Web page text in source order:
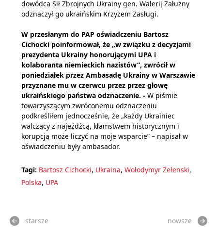
dowódca Sił Zbrojnych Ukrainy gen. Wałerij Załużny
odznaczył go ukraińskim Krzyżem Zasługi.
W przesłanym do PAP oświadczeniu Bartosz
Cichocki poinformował, że „w związku z decyzjami
prezydenta Ukrainy honorującymi UPA i
kolaboranta niemieckich nazistów”, zwrócił w
poniedziałek przez Ambasadę Ukrainy w Warszawie
przyznane mu w czerwcu przez przez głowę
ukraińskiego państwa odznaczenie. - W piśmie
towarzyszącym zwróconemu odznaczeniu
podkreśliłem jednocześnie, że „każdy Ukrainiec
walczący z najeźdźcą, kłamstwem historycznym i
korupcją może liczyć na moje wsparcie” – napisał w
oświadczeniu były ambasador.
Tagi: Bartosz Cichocki, Ukraina, Wołodymyr Zełenski,
Polska, UPA
starsze nowsze